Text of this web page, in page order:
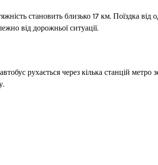
становить близько 17 км. Поїздка від
від дорожньої ситуації.
рухається через кілька станцій метро